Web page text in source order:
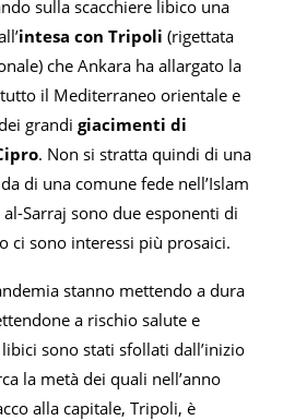
sulla scacchiere libico una
intesa con Tripoli (rigettata
che Ankara ha allargato la
il Mediterraneo orientale e
grandi giacimenti di
. Non si stratta quindi di una
di una comune fede nell’Islam
Sarraj sono due esponenti di
ci sono interessi più prosaici.
stanno mettendo a dura
a rischio salute e
sono stati sfollati dall’inizio
la metà dei quali nell’anno
alla capitale, Tripoli, è